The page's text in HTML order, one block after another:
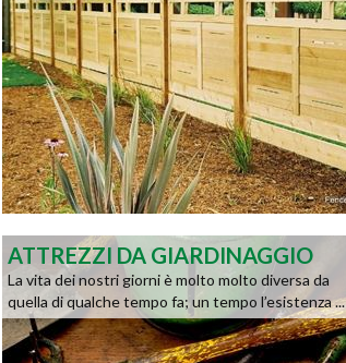
ATTREZZI DA GIARDINAGGIO
La vita dei nostri giorni è molto molto diversa da
quella di qualche tempo fa; un tempo l’esistenza ...